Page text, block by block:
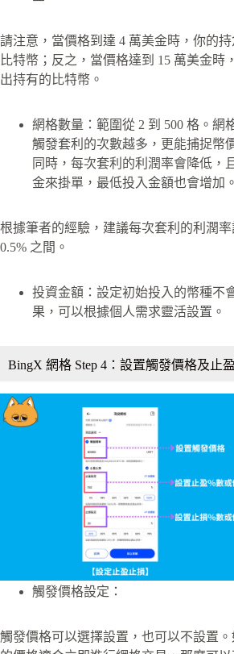
請注意，當價格到達 4 萬美金時，你的
比特幣；反之，當價格達到 15 萬美金時
出持有的比特幣。
網格數量：範圍從 2 到 500 格。網
觸發套利的次數越多，更能捕捉幣
同時，每次套利的利潤率會降低，
金來掛單，最低投入金額也會增加。
根據筆者的經驗，建議每次套利的利潤率
0.5% 之間。
投資金額：設定初始投入的幣種不
果，可以根據個人需求靈活設置。
BingX 網格 Step 4：設置觸發價格及止
觸發價格設定：
觸發價格可以選擇設置，也可以不設置